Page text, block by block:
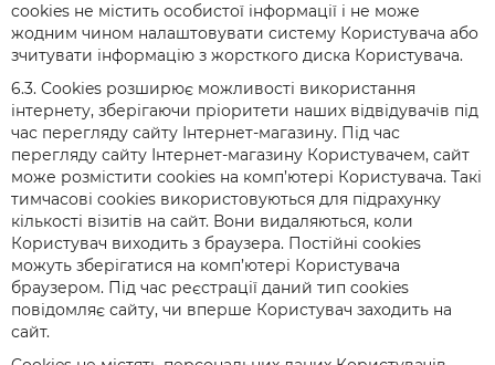
cookies не містить особистої інформації і не може
жодним чином налаштовувати систему Користувача або
зчитувати інформацію з жорсткого диска Користувача.
6.3. Cookies розширює можливості використання
інтернету, зберігаючи пріоритети наших відвідувачів під
час перегляду сайту Інтернет-магазину. Під час
перегляду сайту Інтернет-магазину Користувачем, сайт
може розмістити cookies на комп’ютері Користувача. Такі
тимчасові cookies використовуються для підрахунку
кількості візитів на сайт. Вони видаляються, коли
Користувач виходить з браузера. Постійні cookies
можуть зберігатися на комп’ютері Користувача
браузером. Під час реєстрації даний тип cookies
повідомляє сайту, чи вперше Користувач заходить на
сайт.